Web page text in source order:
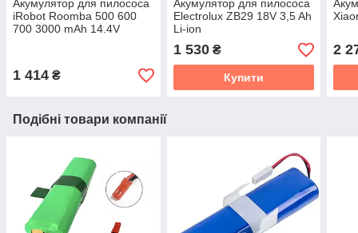
Акумулятор для пилососа
iRobot Roomba 500 600
700 3000 mAh 14.4V
1 414 ₴
Акумулятор для пилососа
Electrolux ZB29 18V 3,5 Ah
Li-ion
1 530₴
Купити
2
Подібні товари компанії